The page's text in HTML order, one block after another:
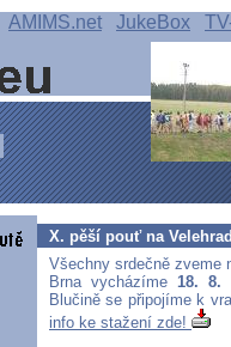
AMIMS.net JukeBox
X. pěší pouť na
Všechny srdečně zveme
Brna vycházíme18. 8.
Blučině se připojíme k
info ke stažení zde!